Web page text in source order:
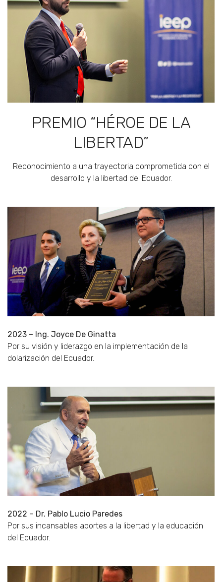
PREMIO “HÉROE DE LA
LIBERTAD”
Reconocimiento a una trayectoria comprometida con el
desarrollo y la libertad del Ecuador.
2023 – Ing. Joyce De Ginatta
Por su visión y liderazgo en la implementación de la
dolarización del Ecuador.
2022 – Dr. Pablo Lucio Paredes
Por sus incansables aportes a la libertad y la educación
del Ecuador.